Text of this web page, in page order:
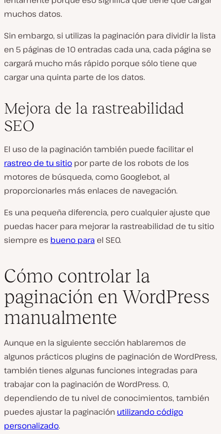
muchos datos.
Sin embargo, si utilizas la paginación para dividir la lista
en 5 páginas de 10 entradas cada una, cada página se
cargará mucho más rápido porque sólo tiene que
cargar una quinta parte de los datos.
Mejora de la rastreabilidad
SEO
El uso de la paginación también puede facilitar el
rastreo de tu sitio por parte de los robots de los
motores de búsqueda, como Googlebot, al
proporcionarles más enlaces de navegación.
Es una pequeña diferencia, pero cualquier ajuste que
puedas hacer para mejorar la rastreabilidad de tu sitio
siempre es bueno para el SEO.
Cómo controlar la
paginación en WordPress
manualmente
Aunque en la siguiente sección hablaremos de
algunos prácticos plugins de paginación de WordPress,
también tienes algunas funciones integradas para
trabajar con la paginación de WordPress. O,
dependiendo de tu nivel de conocimientos, también
puedes ajustar la paginación utilizando código
personalizado.